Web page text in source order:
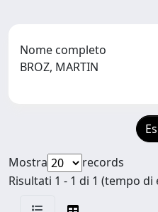
Nome completo
BROZ, MARTIN
Mostra
records
Risultati 1 - 1 di 1 (tempo di